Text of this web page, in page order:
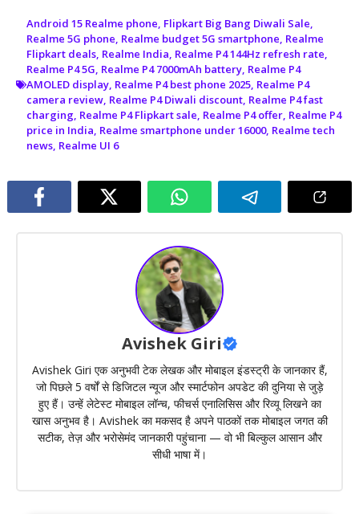
Android 15 Realme phone, Flipkart Big Bang Diwali Sale,
Realme 5G phone, Realme budget 5G smartphone, Realme
Flipkart deals, Realme India, Realme P4 144Hz refresh rate,
Realme P4 5G, Realme P4 7000mAh battery, Realme P4
AMOLED display, Realme P4 best phone 2025, Realme P4
camera review, Realme P4 Diwali discount, Realme P4 fast
charging, Realme P4 Flipkart sale, Realme P4 offer, Realme P4
price in India, Realme smartphone under 16000, Realme tech
news, Realme UI 6
Avishek Giri
Avishek Giri एक अनुभवी टेक लेखक और मोबाइल इंडस्ट्री के जानकार हैं,
जो पिछले 5 वर्षों से डिजिटल न्यूज और स्मार्टफोन अपडेट की दुनिया से जुड़े
हुए हैं। उन्हें लेटेस्ट मोबाइल लॉन्च, फीचर्स एनालिसिस और रिव्यू लिखने का
खास अनुभव है। Avishek का मकसद है अपने पाठकों तक मोबाइल जगत की
सटीक, तेज़ और भरोसेमंद जानकारी पहुंचाना — वो भी बिल्कुल आसान और
सीधी भाषा में।